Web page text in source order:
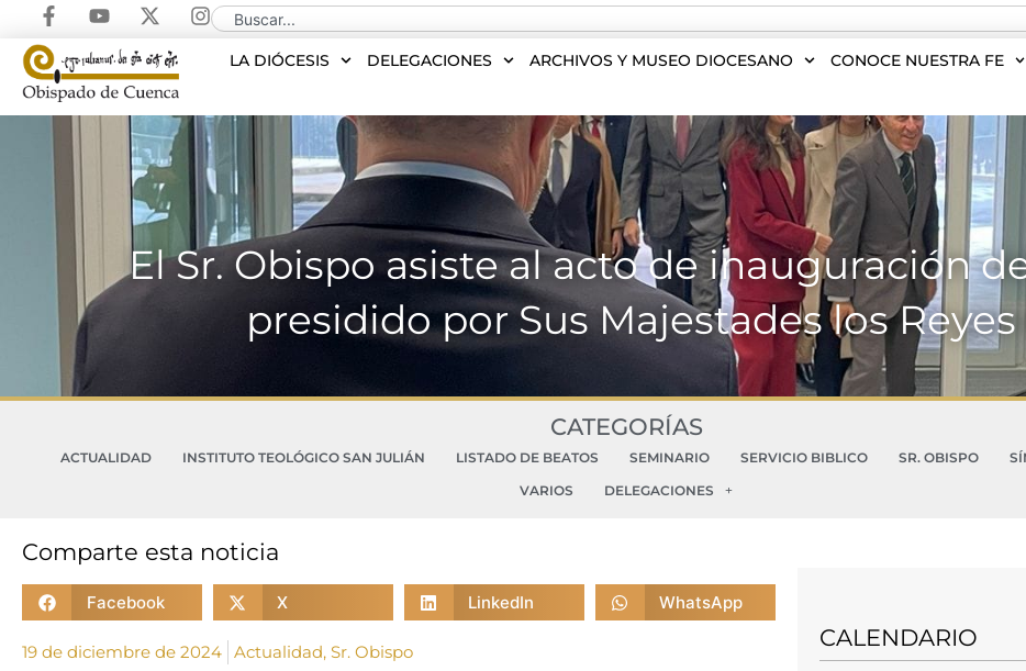
LA DIÓCESIS DELEGACIONES ARCHIVOS Y MUSEO DIOCESANO CONOCE NUESTRA FE
El Sr. Obispo asiste al acto de inauguración
presidido por Sus Majestades los
CATEGORÍAS
ACTUALIDAD INSTITUTO TEOLÓGICO SAN JULIÁN LISTADO DE BEATOS SEMINARIO SERVICIO BIBLICO SR. OBISPO
VARIOS
DELEGACIONES
Comparte esta noticia
Facebook X LinkedIn WhatsApp
19 de diciembre de 2024 Actualidad, Sr. Obispo
CALENDARIO